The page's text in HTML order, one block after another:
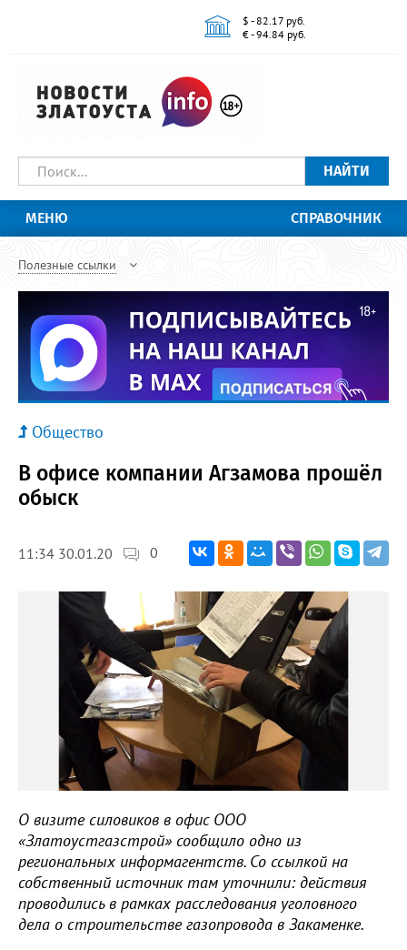
$ - 82.17 руб.
€ - 94.84 руб.
НАЙТИ
МЕНЮ СПРАВОЧНИК
Полезные ссылки
Общество
В офисе компании Агзамова прошёл
обыск
11:34 30.01.20 0
О визите силовиков в офис ООО
«Златоустгазстрой» сообщило одно из
региональных информагентств. Со ссылкой на
собственный источник там уточнили: действия
проводились в рамках расследования уголовного
дела о строительстве газопровода в Закаменке.